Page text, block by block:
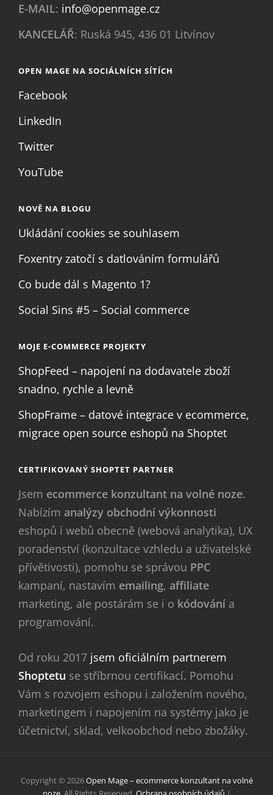
E-MAIL: info@openmage.cz
KANCELÁŘ: Ruská 945, 436 01 Litvínov
OPEN MAGE NA SOCIÁLNÍCH SÍTÍCH
Facebook
LinkedIn
Twitter
YouTube
NOVĚ NA BLOGU
Ukládání cookies se souhlasem
Foxentry zatočí s datlováním formulářů
Co bude dál s Magento 1?
Social Sins #5 – Social commerce
MOJE E-COMMERCE PROJEKTY
ShopFeed – napojení na dodavatele zboží
snadno, rychle a levně
ShopFrame – datové integrace v ecommerce,
migrace open source eshopů na Shoptet
CERTIFIKOVANÝ SHOPTET PARTNER
Jsem ecommerce konzultant na volné noze.
Nabízím analýzy obchodní výkonnosti
eshopů i webů obecně (webová analytika), UX
poradenství (konzultace vzhledu a uživatelské
přívětivosti), pomohu se správou PPC
kampaní, nastavím emailing, affiliate
marketing, ale postárám se i o kódovánía
programování.
Od roku 2017 jsem oficiálním partnerem
Shoptetu se stříbrnou certifikací. Pomohu
Vám s rozvojem eshopu i založením nového,
marketingem i napojením na systémy jako je
účetnictví, sklad, velkoobchod nebo zbožáky.
Copyright © 2026Open Mage – ecommerce konzultant na volné